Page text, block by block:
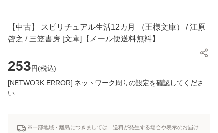
【中古】 スピリチュアル生活12カ月 （王様文庫） / 江原
啓之 / 三笠書房 [文庫]【メール便送料無料】
253円(税込)
[NETWORK ERROR] ネットワーク周りの設定を確認してくださ
い
※一部地域・離島につきましては、送料が発生する場合や表示のお届け